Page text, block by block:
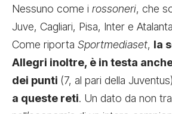
Nessuno come i rossoneri, che
Juve, Cagliari, Pisa, Inter e
Come riporta Sportmediaset, la
Allegri inoltre, è in testa
dei punti (7, al pari della Juventus)
a queste reti. Un dato da non